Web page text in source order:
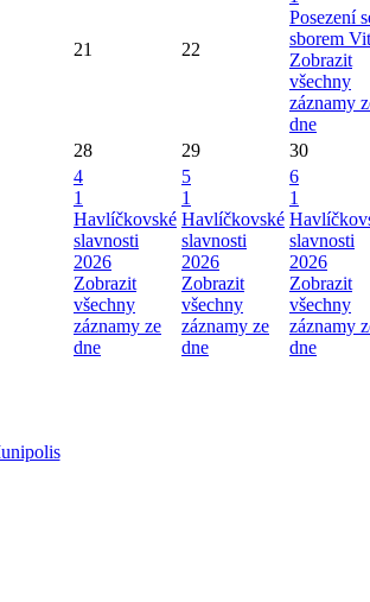
21 22
Posezení
sborem
Zobrazit
všechny
záznamy
dne
28 29 30
4
1
Havlíčkovské
slavnosti
2026
Zobrazit
všechny
záznamy ze
dne
5
1
Havlíčkovské
slavnosti
2026
Zobrazit
všechny
záznamy ze
dne
6
1
slavnosti
2026
Zobrazit
všechny
záznamy
dne